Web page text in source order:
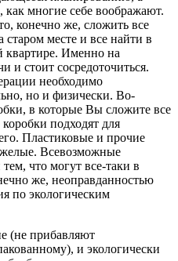
как многие себе воображают.
конечно же, сложить все
месте и все найти в
квартире. Именно на
и стоит сосредоточиться.
необходимо
но и физически. Во-
в которые Вы сложите все
подходят для
Пластиковые и прочие
Всевозможные
что могут все-таки в
же, неоправданностью
по экологическим
(не прибавляют
и экологически